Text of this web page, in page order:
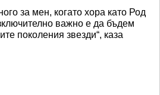
за мен, когато хора като Род
важно е да бъдем
поколения звезди“, каза